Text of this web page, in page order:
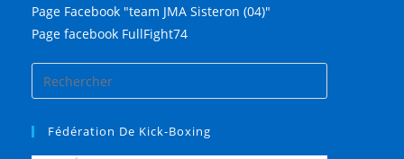
Page Facebook "team JMA Sisteron (04)"
Page facebook FullFight74
Fédération De Kick-Boxing